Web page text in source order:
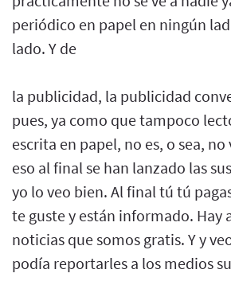
periódico en papel en ningún
lado. Y de
la publicidad, la publicidad
pues, ya como que tampoco
escrita en papel, no es, o sea, no
eso al final se han lanzado las
yo lo veo bien. Al final tú tú
te guste y están informado. Hay
noticias que somos gratis. Y y
podía reportarles a los medios